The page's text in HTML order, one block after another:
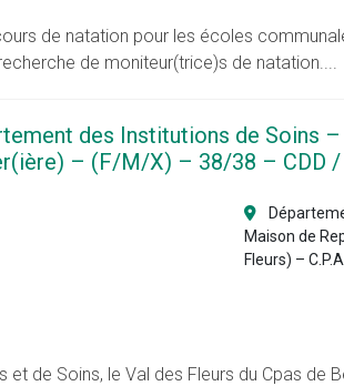
de natation pour les écoles
de moniteur(trice)s de natation....
des Institutions de Soins
– (F/M/X) – 38/38 – CDD /
Maison de
Fleurs) –
et de Soins, le Val des Fleurs du Cpas de